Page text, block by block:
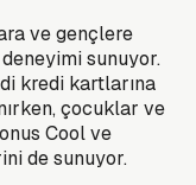
ve gençlere
sunuyor.
kredi kartlarına
çocuklar ve
Cool ve
de sunuyor.